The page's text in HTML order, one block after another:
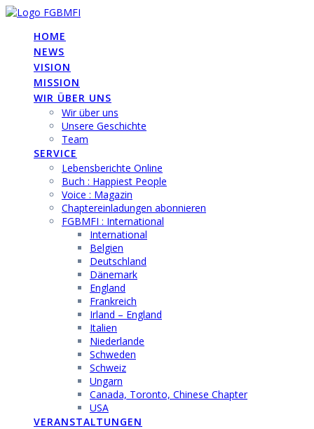
Skip
contentHOME
NEWS
VISION
MISSION
WIR ÜBER UNS
Wir über uns
Unsere Geschichte
Team
SERVICE
Lebensberichte Online
Buch : Happiest People
Voice : Magazin
Chaptereinladungen abonnieren
FGBMFI : International
International
Belgien
Deutschland
Dänemark
England
Frankreich
Irland – England
Italien
Niederlande
Schweden
Schweiz
Ungarn
Canada, Toronto, Chinese Chapter
USA
VERANSTALTUNGEN